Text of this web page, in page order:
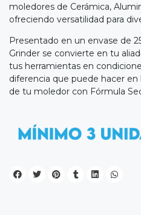
moledores de Cerámica,
ofreciendo versatilidad para
Presentado en un envase de
Grinder se convierte en tu
tus herramientas en
diferencia que puede hacer
de tu moledor con Fórmula